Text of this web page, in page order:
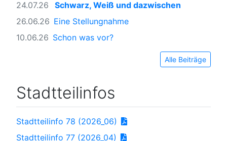
24.07.26
Schwarz, Weiß und dazwischen
26.06.26 Eine Stellungnahme
10.06.26 Schon was vor?
Alle Beiträge
Stadtteilinfos
Stadtteilinfo 78 (2026_06)
Stadtteilinfo 77 (2026_04)